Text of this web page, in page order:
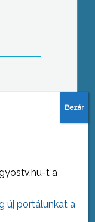
párok
t a
új portálunkat a